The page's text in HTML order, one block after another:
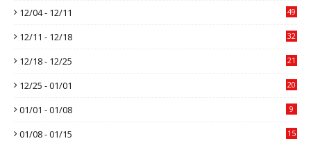
12/04 - 12/11 49
12/11 - 12/18 32
12/18 - 12/25 21
12/25 - 01/01 20
01/01 - 01/08 9
01/08 - 01/15 15